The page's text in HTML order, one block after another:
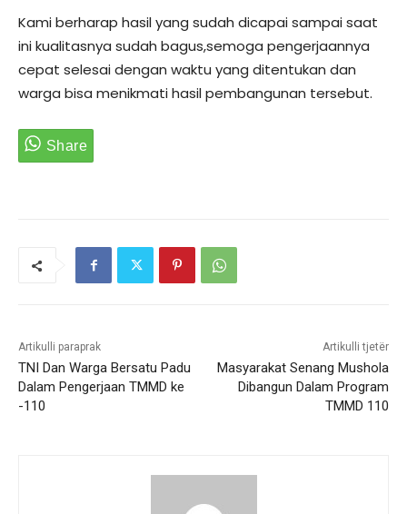
Kami berharap hasil yang sudah dicapai sampai saat
ini kualitasnya sudah bagus,semoga pengerjaannya
cepat selesai dengan waktu yang ditentukan dan
warga bisa menikmati hasil pembangunan tersebut.
Artikulli paraprak
TNI Dan Warga Bersatu Padu
Dalam Pengerjaan TMMD ke
-110
Artikulli tjetër
Masyarakat Senang Mushola
Dibangun Dalam Program
TMMD 110